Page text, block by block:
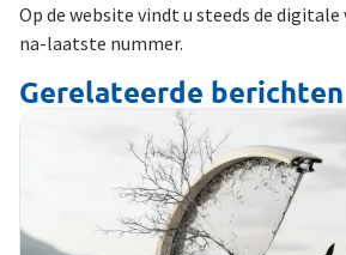
Op de website vindt u steeds de digitale
na-laatste nummer.
Gerelateerde berichten